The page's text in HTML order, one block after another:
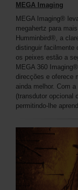
MEGA Imaging
MEGA Imaging®
megahertz para
Humminbird®, a
distinguir facilmente
os peixes estão a
MEGA 360
direcções e oferece
ainda melhor. Com
(transdutor opcional
permitindo-lhe